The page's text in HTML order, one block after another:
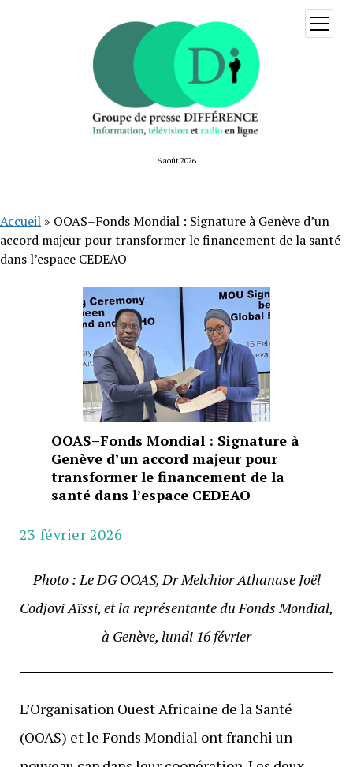
6 août 2026
ouvrir
menu
Accueil » OOAS–Fonds Mondial : Signature à Genève d’un
accord majeur pour transformer le financement de la santé
dans l’espace CEDEAO
OOAS–Fonds Mondial : Signature à
Genève d’un accord majeur pour
transformer le financement de la
santé dans l’espace CEDEAO
23 février 2026
Photo : Le DG OOAS, Dr Melchior Athanase Joël
Codjovi Aïssi, et la représentante du Fonds Mondial,
à Genève, lundi 16 février
L’Organisation Ouest Africaine de la Santé
(OOAS) et le Fonds Mondial ont franchi un